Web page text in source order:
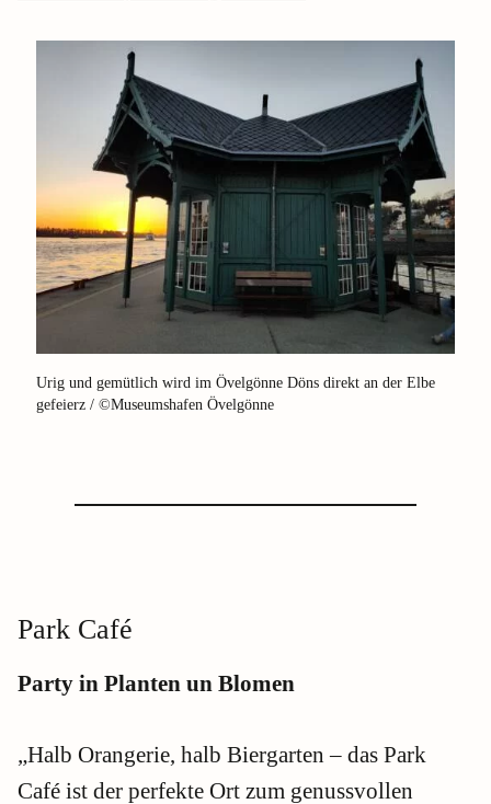
Urig und gemütlich wird im Övelgönne Döns direkt an der Elbe
gefeierz / ©Museumshafen Övelgönne
Park Café
Party in Planten un Blomen
„Halb Orangerie, halb Biergarten – das Park
Café ist der perfekte Ort zum genussvollen